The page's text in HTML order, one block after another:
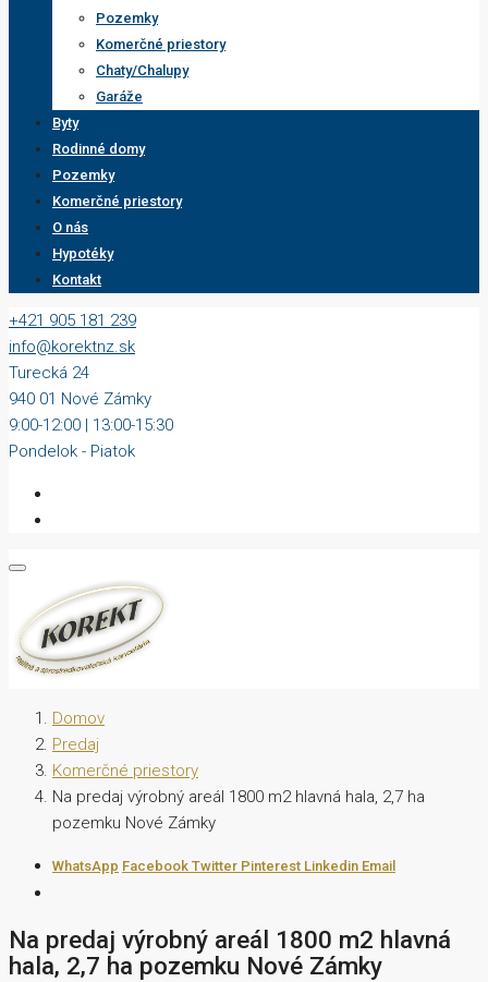
Pozemky
Komerčné priestory
Chaty/Chalupy
Garáže
Byty
Rodinné domy
Pozemky
Komerčné priestory
O nás
Hypotéky
Kontakt
+421 905 181 239
info@korektnz.sk
Turecká 24
940 01 Nové Zámky
9:00-12:00 | 13:00-15:30
Pondelok - Piatok
Domov
Predaj
Komerčné priestory
Na predaj výrobný areál 1800 m2 hlavná hala, 2,7 ha
pozemku Nové Zámky
WhatsApp Facebook Twitter Pinterest Linkedin Email
Na predaj výrobný areál 1800 m2 hlavná
hala, 2,7 ha pozemku Nové Zámky